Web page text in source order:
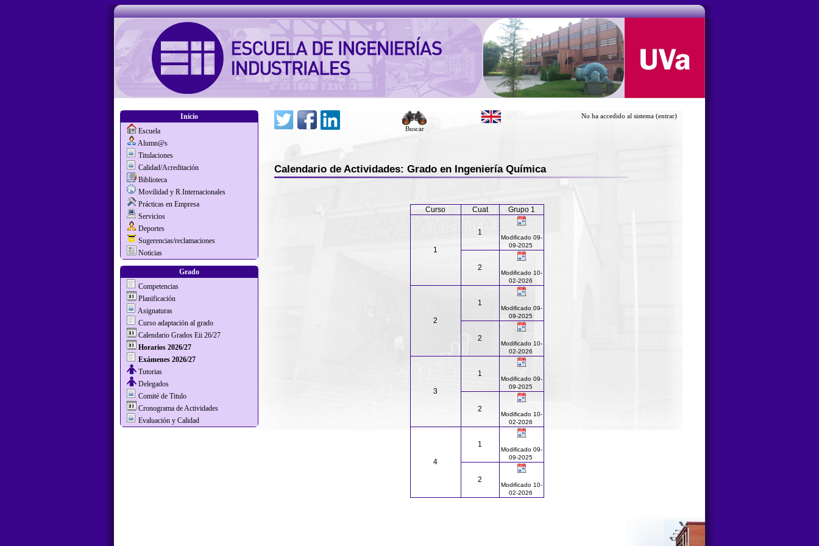
Inicio
Escuela
Alumn@s
Titulaciones
Calidad/Acreditación
Biblioteca
Movilidad y R.Internacionales
Prácticas en Empresa
Servicios
Deportes
Sugerencias/reclamaciones
Noticias
Grado
Competencias
Planificación
Asignaturas
Curso adaptación al grado
Calendario Grados Eii 26/27
Horarios 2026/27
Exámenes 2026/27
Tutorias
Delegados
Comité de Titulo
Cronograma de Actividades
Evaluación y Calidad
Buscar
No ha accedido al sistema (entrar)
Calendario de Actividades: Grado en Ingeniería Química
Curso Cuat Grupo 1
1
1
Modificado 09-
09-2025
2
Modificado 10-
02-2026
2
1
Modificado 09-
09-2025
2
Modificado 10-
02-2026
3
1
Modificado 09-
09-2025
2
Modificado 10-
02-2026
4
1
Modificado 09-
09-2025
2
Modificado 10-
02-2026